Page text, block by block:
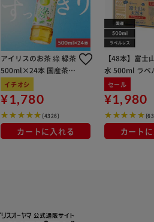
アイリスのお茶 綠 緑茶
500ml×24本 国産茶葉
100％使用
イチオシ
¥1,780
(4326)
カートに入れる
【48本】富士
水 500ml ラベ
セール
¥1,980
カート